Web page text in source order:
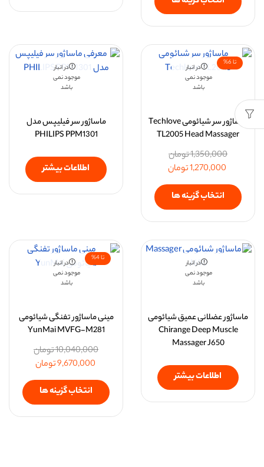
تا 6%
در انبار
موجود نمی
باشد
ماساژور سر شیائومی Techlove
TL2005 Head Massager
1,350,000تومان
1,270,000تومان
انتخاب گزینه ها
در انبار
موجود نمی
باشد
ماساژور سر فیلیپس مدل
PHILIPS PPM1301
اطلاعات بیشتر
در انبار
موجود نمی
باشد
ماساژور عضلانی عمیق شیائومی
Chirange Deep Muscle
Massager J650
اطلاعات بیشتر
تا 4%
در انبار
موجود نمی
باشد
مینی ماساژور تفنگی شیائومی
YunMai MVFG-M281
10,040,000تومان
9,670,000تومان
انتخاب گزینه ها